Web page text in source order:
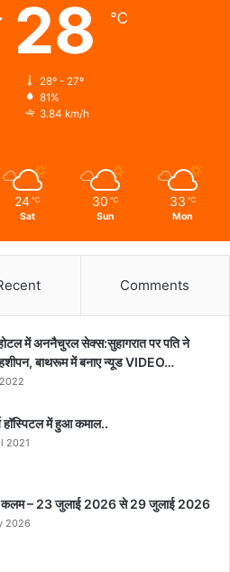
28 ℃
28º - 27º
81%
3.84 km/h
24 ℃
Sat
30 ℃
Sun
33 ℃
Mon
Comments
में अननैचुरल सेक्स:सुहागरात पर पति ने
बाथरूम में बनाए न्यूड VIDEO…
हॉस्पिटल में हुआ कमाल..
2021
कलम – 23 जुलाई 2026 से 29 जुलाई 2026
2026